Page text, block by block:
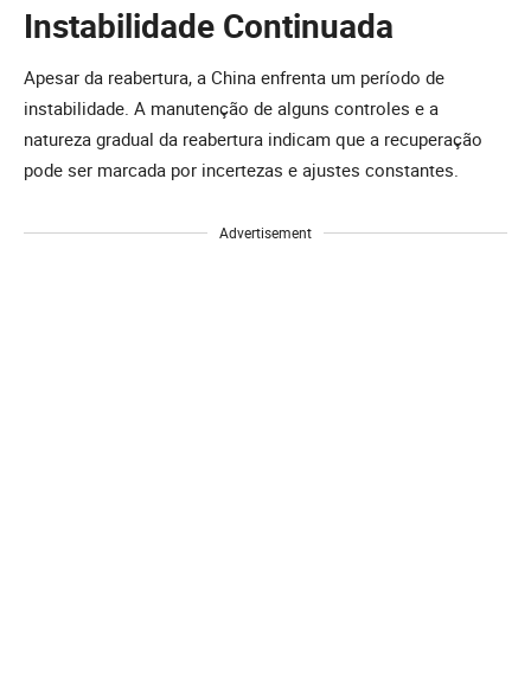
Instabilidade Continuada
Apesar da reabertura, a China enfrenta um período de
instabilidade. A manutenção de alguns controles e a
natureza gradual da reabertura indicam que a recuperação
pode ser marcada por incertezas e ajustes constantes.
Advertisement